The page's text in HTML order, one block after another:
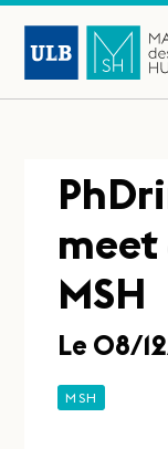
MSH
Le 08/
MSH